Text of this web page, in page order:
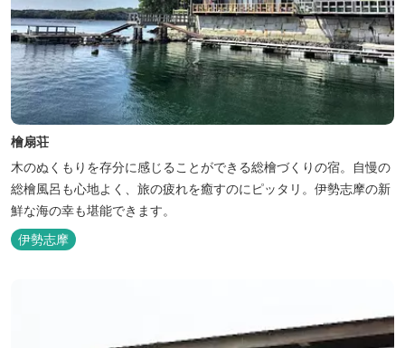
檜扇荘
木のぬくもりを存分に感じることができる総檜づくりの宿。自慢の
総檜風呂も心地よく、旅の疲れを癒すのにピッタリ。伊勢志摩の新
鮮な海の幸も堪能できます。
伊勢志摩